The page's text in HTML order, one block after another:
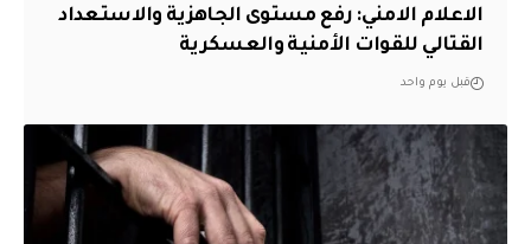
الاعلام الامني: رفع مستوى الجاهزية والاستعداد
القتالي للقوات الأمنية والعسكرية
قبل يوم واحد